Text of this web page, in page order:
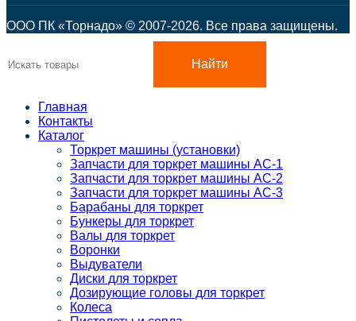
ООО ПК «Торнадо» © 2007-2026. Все права защищены.
Найти
Главная
Контакты
Каталог
Торкрет машины (установки)
Запчасти для торкрет машины АС-1
Запчасти для торкрет машины АС-2
Запчасти для торкрет машины АС-3
Барабаны для торкрет
Бункеры для торкрет
Валы для торкрет
Воронки
Выдуватели
Диски для торкрет
Дозирующие головы для торкрет
Колеса